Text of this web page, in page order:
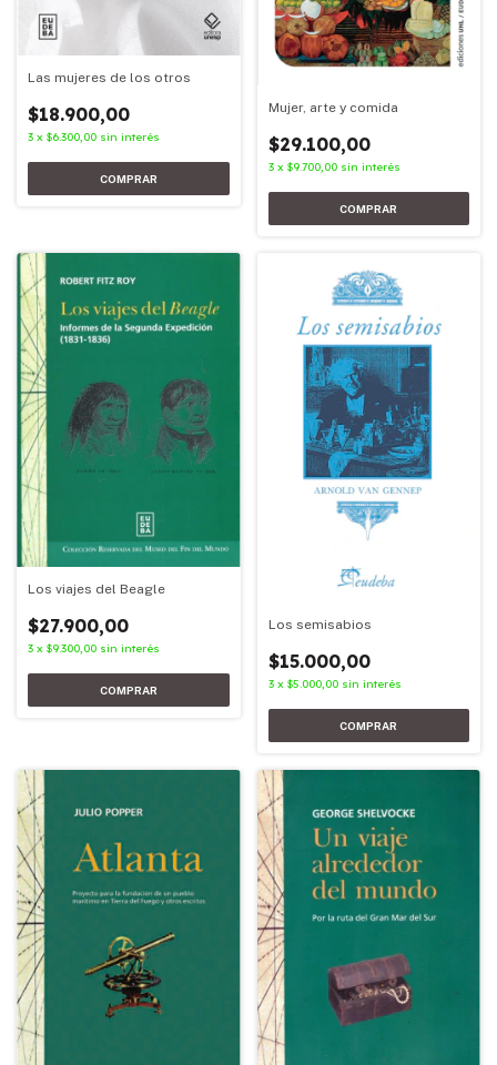
Las mujeres de los otros
$18.900,00
3 x $6.300,00 sin interés
Mujer, arte y comida
$29.100,00
3 x $9.700,00 sin interés
Los viajes del Beagle
$27.900,00
3 x $9.300,00 sin interés
Los semisabios
$15.000,00
3 x $5.000,00 sin interés